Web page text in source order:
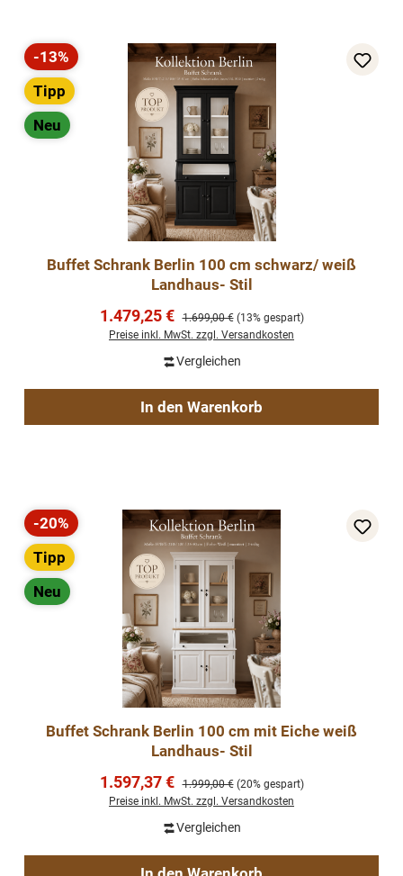
Rabatt
-13%
Tipp
Neu
Buffet Schrank Berlin 100 cm schwarz/ weiß
Landhaus- Stil
Verkaufspreis:
1.479,25 € Regulärer Preis:
1.699,00 € (13% gespart)
Preise inkl. MwSt. zzgl. Versandkosten
Vergleichen
In den Warenkorb
Rabatt
-20%
Tipp
Neu
Buffet Schrank Berlin 100 cm mit Eiche weiß
Landhaus- Stil
Verkaufspreis:
1.597,37 € Regulärer Preis:
1.999,00 € (20% gespart)
Preise inkl. MwSt. zzgl. Versandkosten
Vergleichen